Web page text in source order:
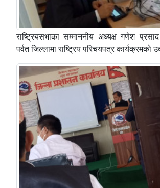
राष्ट्रियसभाका सम्माननीय अध्यक्ष गणेश प्रसाद
पर्वत जिल्लामा राष्ट्रिय परिचयपत्र कार्यक्रमको